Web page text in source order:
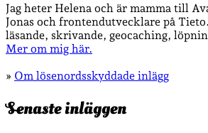
Jag heter Helena och är mamma till
Jonas och frontendutvecklare på
läsande, skrivande, geocaching,
Mer om mig här.
» Om lösenordsskyddade inlägg
Senaste inläggen